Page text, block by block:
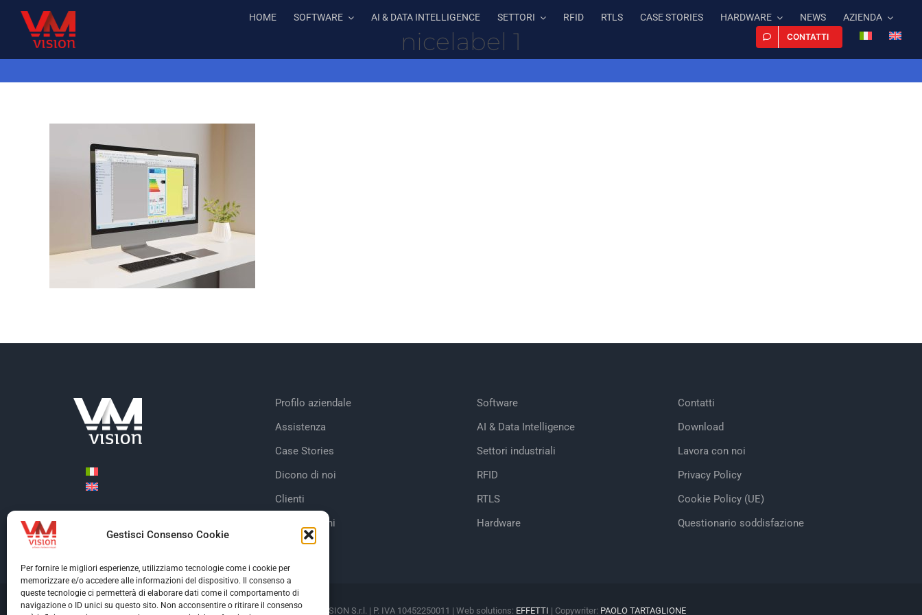
Gestisci Consenso Cookie
Per fornire le migliori esperienze, utilizziamo tecnologie come i cookie per
memorizzare e/o accedere alle informazioni del dispositivo. Il consenso a
queste tecnologie ci permetterà di elaborare dati come il comportamento di
navigazione o ID unici su questo sito. Non acconsentire o ritirare il consenso
contenuto
HOME SOFTWARE AI & DATA INTELLIGENCE SETTORI RFID RTLS CASE STORIES HARDWARE NEWS AZIENDA
CONTATTI
nicelabel 1
Profilo aziendale
Assistenza
Case Stories
Dicono di noi
Clienti
Certificazioni
Software
AI & Data Intelligence
Settori industriali
RFID
RTLS
Hardware
Contatti
Download
Lavora con noi
Privacy Policy
Cookie Policy (UE)
Questionario soddisfazione
© Copyright 2026 VM VISION S.r.l. | P. IVA 10452250011 | Web solutions: EFFETTI | Copywriter: PAOLO TARTAGLIONE